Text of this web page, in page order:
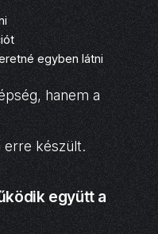
egyben látni
hanem a
erre készült.
együtt a